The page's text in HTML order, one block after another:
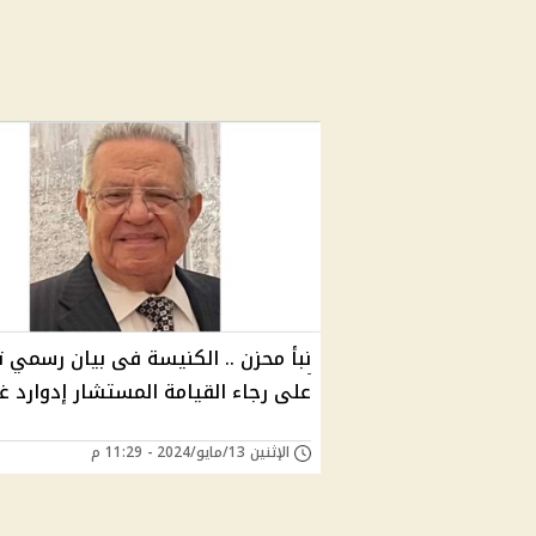
نبأ محزن .. الكنيسة فى بيان رسمي
على رجاء القيامة المستشار إدوارد
الإثنين 13/مايو/2024 - 11:29 م